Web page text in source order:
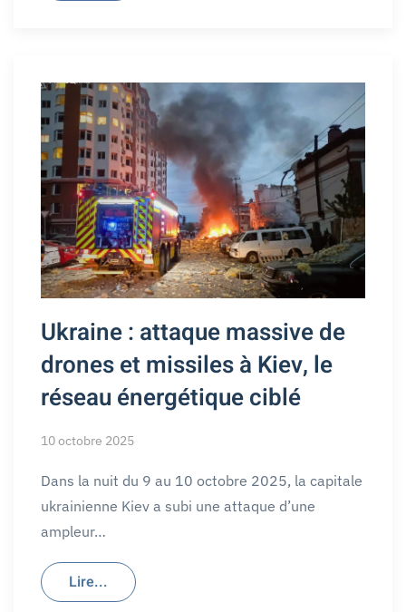
Ukraine : attaque massive de
drones et missiles à Kiev, le
réseau énergétique ciblé
10 octobre 2025
Dans la nuit du 9 au 10 octobre 2025, la capitale
ukrainienne Kiev a subi une attaque d’une
ampleur…
Lire...